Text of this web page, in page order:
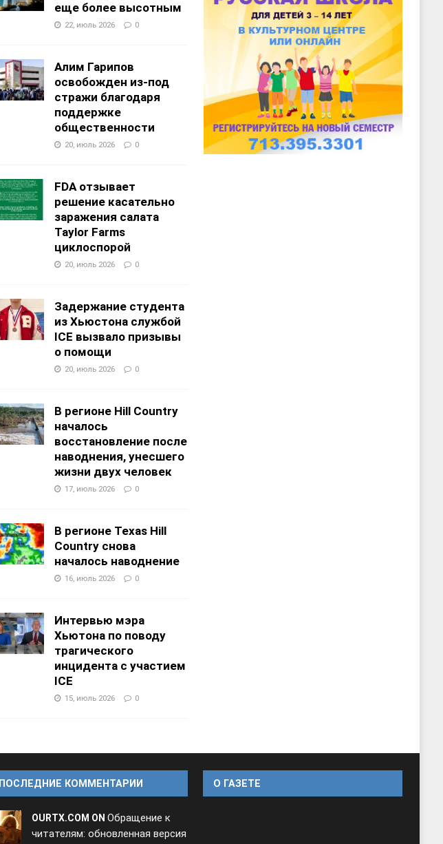
еще более высотным
22, июль 2026 0
Алим Гарипов
освобожден из-под
стражи благодаря
поддержке
общественности
20, июль 2026 0
FDA отзывает
решение касательно
заражения салата
Taylor Farms
циклоспорой
20, июль 2026 0
Задержание студента
из Хьюстона службой
ICE вызвало призывы
о помощи
20, июль 2026 0
В регионе Hill Country
началось
восстановление после
наводнения, унесшего
жизни двух человек
17, июль 2026 0
В регионе Texas Hill
Country снова
началось наводнение
16, июль 2026 0
Интервью мэра
Хьютона по поводу
трагического
инцидента с участием
ICE
15, июль 2026 0
ПОСЛЕДНИЕ КОММЕНТАРИИ
OURTX.COM ONОбращение к
читателям: обновленная версия
O ГАЗЕТЕ